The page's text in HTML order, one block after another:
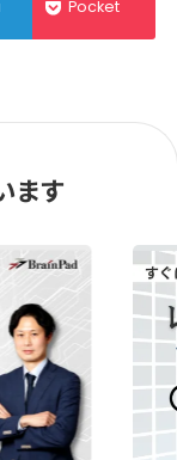
Pocket
ます
"